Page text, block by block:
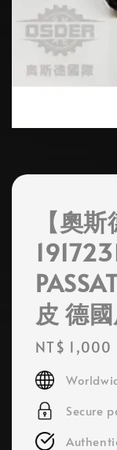
【奧斯
皮 德
Regular
price
NT$ 1,000
Secure